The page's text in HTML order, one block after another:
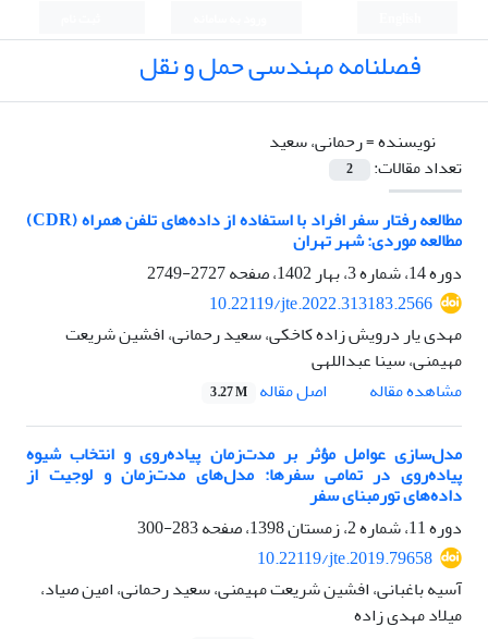
فصلنامه مهندسی حمل و نقل
نویسنده =رحمانی، سعید
تعداد مقالات:
2
مطالعه رفتار سفر افراد با استفاده از داده‌های تلفن همراه (CDR)
مطالعه موردی: شهر تهران
دوره 14، شماره 3، بهار 1402، صفحه
2727-2749
10.22119/jte.2022.313183.2566
مهدی یار درویش زاده کاخکی، سعید رحمانی، افشین شریعت
مهیمنی، سینا عبداللهی
مشاهده مقاله
اصل مقاله 3.27 M
مدل‌سازی عوامل مؤثر بر مدت‌زمان پیاده‌روی و انتخاب شیوه
پیاده‌روی در تمامی سفرها: مدل‌های مدت‌زمان و لوجیت از
داده‌های تورمبنای سفر
دوره 11، شماره 2، زمستان 1398، صفحه
283-300
10.22119/jte.2019.79658
آسیه باغبانی، افشین شریعت مهیمنی، سعید رحمانی، امین صیاد،
میلاد مهدی زاده